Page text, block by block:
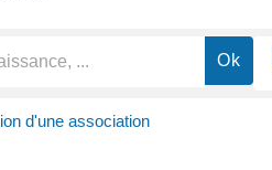
d'une association